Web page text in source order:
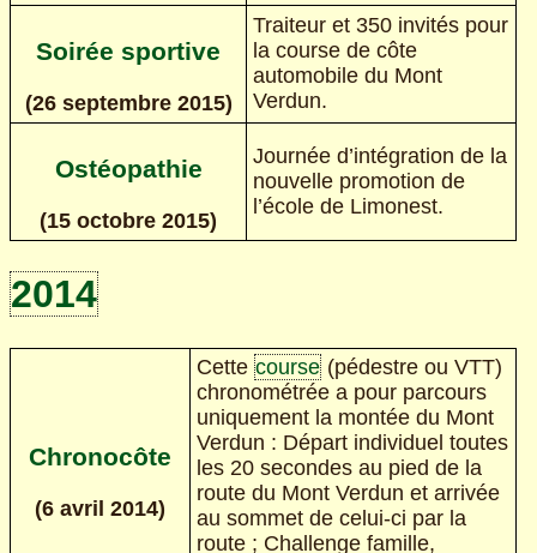
Soirée sportive
(26 septembre 2015)
Traiteur et 350 invités pour
la course de côte
automobile du Mont
Verdun.
Ostéopathie
(15 octobre 2015)
Journée d’intégration de la
nouvelle promotion de
l’école de Limonest.
2014
Chronocôte
(6 avril 2014)
Cette course (pédestre ou VTT)
chronométrée a pour parcours
uniquement la montée du Mont
Verdun : Départ individuel toutes
les 20 secondes au pied de la
route du Mont Verdun et arrivée
au sommet de celui-ci par la
route ; Challenge famille,